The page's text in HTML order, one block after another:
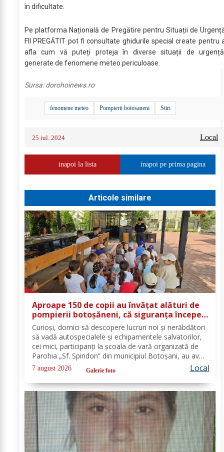
în dificultate.
Pe platforma Națională de Pregătire pentru Situații de
FII PREGĂTIT pot fi consultate ghidurile special create pentru
afla cum vă puteți proteja în diverse situații de
generate de fenomene meteo periculoase.
Sursa:dorohoinews.ro
fenomene meteo Pompierii botosaneni Stiri
25 iul. 2024 Local
inapoi la lista inapoi pe prima pagina
Articole similare
Aproape 150 de copii au învățat alături de
pompierii botoșăneni, că siguranța începe
cu un gest simplu
Curioși, dornici să descopere lucruri noi și nerăbdători
să vadă autospecialele și echipamentele salvatorilor,
cei mici, participanți la școala de vară organizată de
Parohia „Sf. Spiridon” din municipiul Botoșani, au avut
parte de o întâlnire interactivă despre prevenirea
situațiilor de urgență și...
7 august 2026 Galerie foto Local